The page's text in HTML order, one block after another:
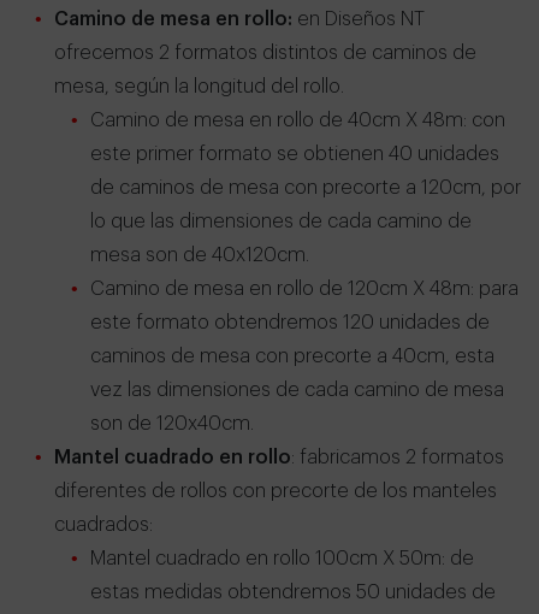
Camino de mesa en rollo: en Diseños NT
ofrecemos 2 formatos distintos de caminos de
mesa, según la longitud del rollo.
Camino de mesa en rollo de 40cm X 48m: con
este primer formato se obtienen 40 unidades
de caminos de mesa con precorte a 120cm, por
lo que las dimensiones de cada camino de
mesa son de 40x120cm.
Camino de mesa en rollo de 120cm X 48m: para
este formato obtendremos 120 unidades de
caminos de mesa con precorte a 40cm, esta
vez las dimensiones de cada camino de mesa
son de 120x40cm.
Mantel cuadrado en rollo: fabricamos 2 formatos
diferentes de rollos con precorte de los manteles
cuadrados:
Mantel cuadrado en rollo 100cm X 50m: de
estas medidas obtendremos 50 unidades de